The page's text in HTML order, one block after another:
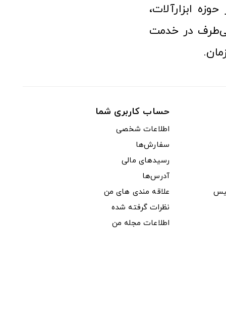
ابزارآلات،
در خدمت
حساب کاربری شما
اطلاعات شخصی
سفارش‌ها
رسیدهای مالی
آدرس‌ها
علاقه مندی های من
نظرات گرفته شده
اطلاعات مجله من